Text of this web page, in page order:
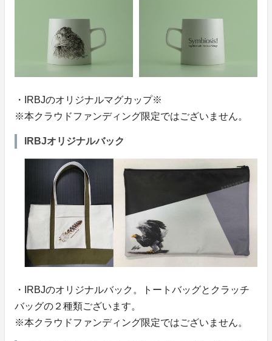
・IRBJのオリジナルマグカップ※
※本クラウドファンディング限定ではございません。
IRBJオリジナルバック
・IRBJのオリジナルバック。トートバッグとクラッチ
バッグの２種類ございます。
※本クラウドファンディング限定ではございません。